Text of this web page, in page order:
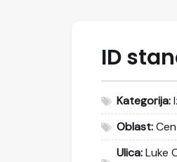
ID
Kategorija:
Oblast:
Ulica:Luke